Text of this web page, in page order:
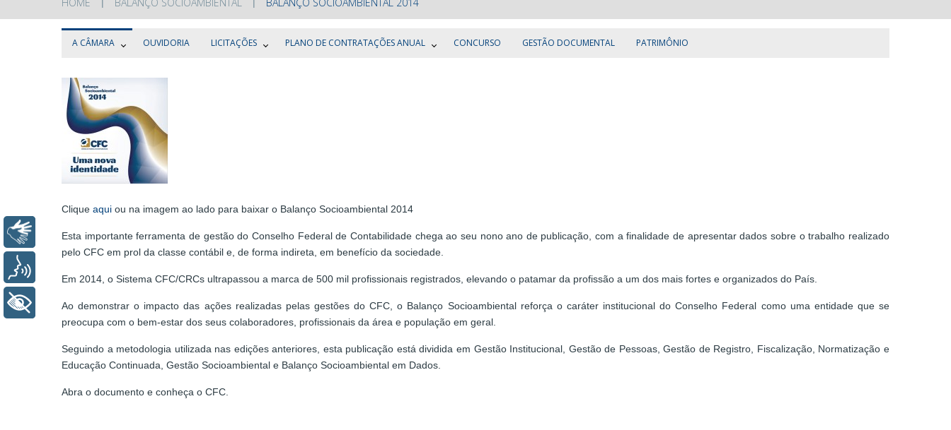
HOME BALANÇO SOCIOAMBIENTAL BALANÇO SOCIOAMBIENTAL 2014
A CÂMARA OUVIDORIA LICITAÇÕES PLANO DE CONTRATAÇÕES ANUAL CONCURSO GESTÃO DOCUMENTAL PATRIMÔNIO
Clique aqui ou na imagem ao lado para baixar o Balanço Socioambiental 2014
Esta importante ferramenta de gestão do Conselho Federal de Contabilidade chega ao seu nono ano de publicação, com a finalidade de apresentar dados sobre o trabalho realizado
pelo CFC em prol da classe contábil e, de forma indireta, em benefício da sociedade.
Em 2014, o Sistema CFC/CRCs ultrapassou a marca de 500 mil profissionais registrados, elevando o patamar da profissão a um dos mais fortes e organizados do País.
Ao demonstrar o impacto das ações realizadas pelas gestões do CFC, o Balanço Socioambiental reforça o caráter institucional do Conselho Federal como uma entidade que se
preocupa com o bem-estar dos seus colaboradores, profissionais da área e população em geral.
Seguindo a metodologia utilizada nas edições anteriores, esta publicação está dividida em Gestão Institucional, Gestão de Pessoas, Gestão de Registro, Fiscalização, Normatização e
Educação Continuada, Gestão Socioambiental e Balanço Socioambiental em Dados.
Abra o documento e conheça o CFC.
Libras
+ Acessibilidade